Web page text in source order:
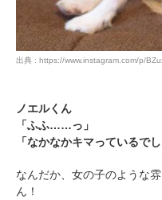
出典 : https://www.instagram.com/p/
ノエルくん
「ふふ……っ」
「なかなかキマっているでし
なんだか、女の子のような
ん！